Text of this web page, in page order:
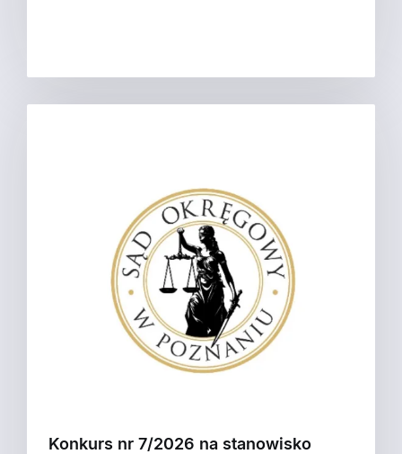
Konkurs nr 7/2026 na stanowisko